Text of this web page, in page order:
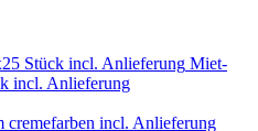
Miet-
incl. Anlieferung